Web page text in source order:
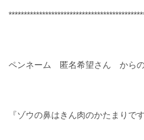
ペンネーム 匿名希望さん から
『ゾウの鼻はきん肉のかたまりです